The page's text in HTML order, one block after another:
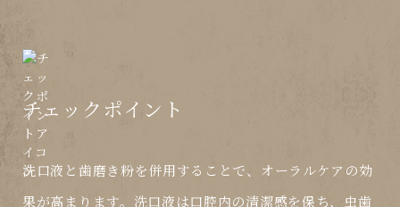
チェックポイント
洗口液と歯磨き粉を併用することで、オーラルケアの効
果が高まります。洗口液は口腔内の清潔感を保ち、虫歯